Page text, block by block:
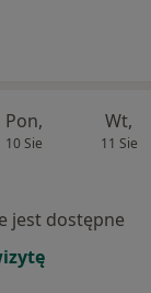
Pon,
10 Sie
Wt,
11 Sie
jest dostępne